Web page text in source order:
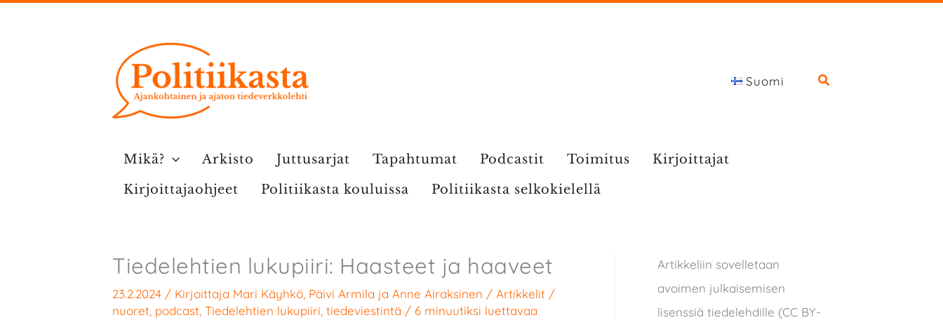
Suomi
Mikä? Arkisto Juttusarjat Tapahtumat Podcastit Toimitus
Kirjoittajat
Kirjoittajaohjeet
Politiikasta kouluissa Politiikasta selkokielellä
Tiedelehtien lukupiiri: Haasteet ja haaveet
23.2.2024 / Kirjoittaja Mari Käyhkö Päivi Armila ja Anne Airaksinen / Artikkelit /
nuoret podcast Tiedelehtien lukupiiri tiedeviestintä / 6 minuutiksi luettavaa
Artikkeliin sovelletaan
avoimen julkaisemisen
lisenssiä tiedelehdille (CC BY-